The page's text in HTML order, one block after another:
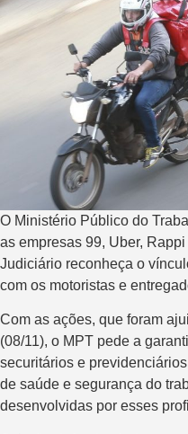
O Ministério Público do
as empresas 99, Uber,
Judiciário reconheça o
com os motoristas e
Com as ações, que foram
(08/11), o MPT pede a
securitários e
de saúde e segurança do
desenvolvidas por esses